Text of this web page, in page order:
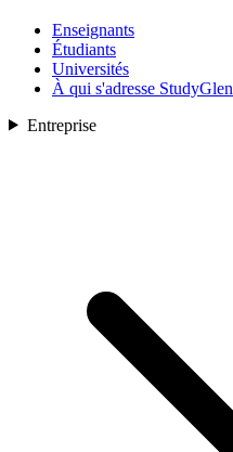
Enseignants
Étudiants
Universités
À qui s'adresse StudyGlen
Entreprise